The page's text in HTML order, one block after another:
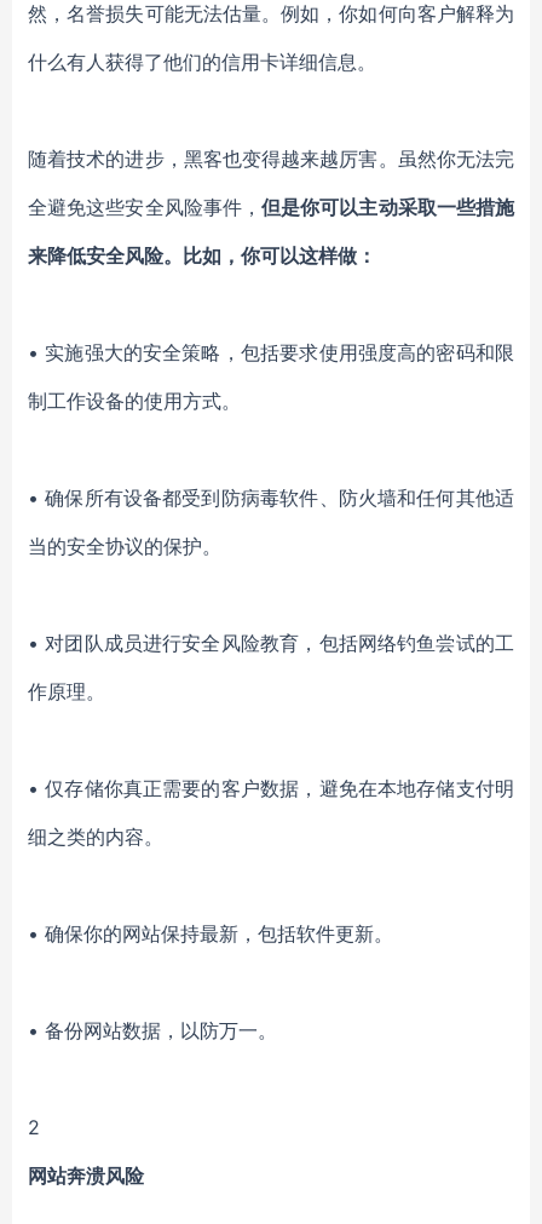
然，名誉损失可能无法估量。例如，你如何向客户解释为
什么有人获得了他们的信用卡详细信息。
随着技术的进步，黑客也变得越来越厉害。虽然你无法完
全避免这些安全风险事件， 但是你可以主动采取一些措施
来降低安全风险。比如，你可以这样做：
• 实施强大的安全策略，包括要求使用强度高的密码和限
制工作设备的使用方式。
• 确保所有设备都受到防病毒软件、防火墙和任何其他适
当的安全协议的保护。
• 对团队成员进行安全风险教育，包括网络钓鱼尝试的工
作原理。
• 仅存储你真正需要的客户数据，避免在本地存储支付明
细之类的内容。
• 确保你的网站保持最新，包括软件更新。
• 备份网站数据，以防万一。
2
网站奔溃风险